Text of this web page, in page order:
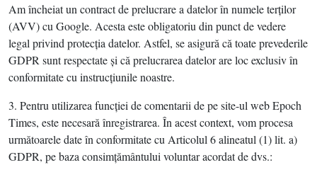
Am încheiat un contract de prelucrare a datelor în numele terţilor
(AVV) cu Google. Acesta este obligatoriu din punct de vedere
legal privind protecţia datelor. Astfel, se asigură că toate prevederile
GDPR sunt respectate şi că prelucrarea datelor are loc exclusiv în
conformitate cu instrucţiunile noastre.
3. Pentru utilizarea funcţiei de comentarii de pe site-ul web Epoch
Times, este necesară înregistrarea. În acest context, vom procesa
următoarele date în conformitate cu Articolul 6 alineatul (1) lit. a)
GDPR, pe baza consimţământului voluntar acordat de dvs.: